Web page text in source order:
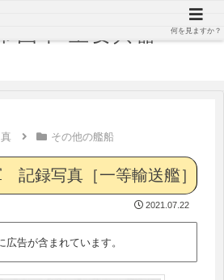
その他の艦船
記録写真［一等輸送艦］
2021.07.22
広告が含まれています。
何を見ますか？